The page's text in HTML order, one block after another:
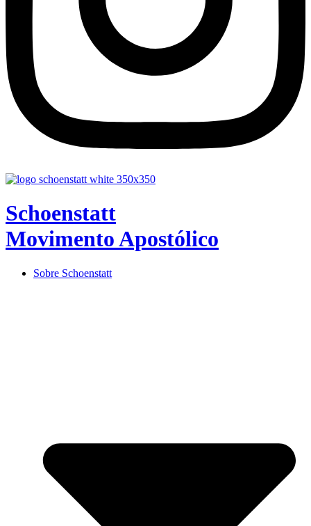
Schoenstatt
Movimento Apostólico
Sobre Schoenstatt